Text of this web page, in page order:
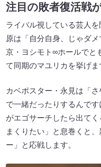
注目の敗者復活戦
ライバル視している芸人
原は「自分自身、じゃダ
京・ヨシモト∞ホールでと
て同期のマユリカを挙げま
カベポスター・永見は「
で一緒だったりするんで
がエゴサーチしたら出て
まくりたい」と息巻くと
ー」と応戦します。